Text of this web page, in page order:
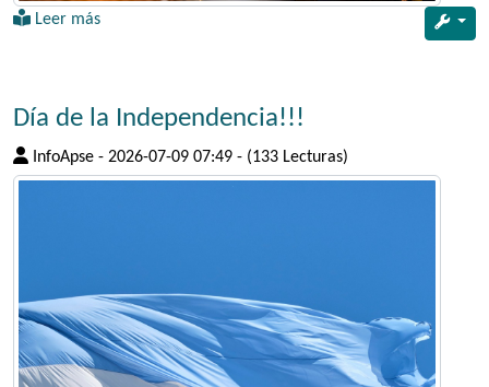
Leer más
Día de la Independencia!!!
InfoApse - 2026-07-09 07:49 - (133 Lecturas)